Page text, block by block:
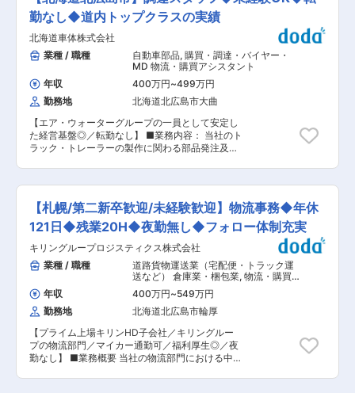
ー→支店長→部長とキャリアアップをしていきま
す。当社の中核を担っていただくことを期待して
います。 変更の範囲：会社の定める業務
輩社員やマネージャーがサポートするため、業界
未経験の方も安心してスタートできます。 ◇働き
方 ・週休2日のシフト制 ・土日休みや連休取得可
・有給消化率85％以上 ・月平均残業6時間33分
（2025年実績） プライベートも大切にしながら
働ける環境です。 ◇充実の福利厚生 ・成績優秀
者への賞金支給 ・国内外旅行のプレゼント ・ブ
ランド品の社員割引販売 ・自社保有クルーザーで
の社員イベント ・各種表彰制度 ■当社の特徴 ・
今期売上2,000億円着地見込み！前期989億円か
ら大幅成長を続け、直近9年間で売上約30倍◎ ・
国内では年間約200店舗ペースで出店し、香港、
外展開も拡大中！ ・成果と実力を評価する実力主
義。入社1か月で店長、4か月でマネージャーへ昇
外事業など30以上の部署があり、多彩なキャリア
に挑戦可能です。 変更の範囲：会社の定める業務
響型の営業スタイルを実現しています。飛び込み
やテレアポがない分、接客に専念できるため効率
良く成果に繋げられます◎ ■業務詳細 ・アポイン
トは本部のコールセンター部署が専任で担ってお
りますので、営業の皆さんはマネージャーから振
られる案件を待ちます。 ・買取予定の品物など、
事前情報を確認 ・お客様宅を社用車で訪問、1日
2〜3件程度 ・貴金属やブランド品、ダイヤ・宝
石などをその場で査定 ・買取成約 ★お客さまは
「店舗へ行くのが大変」というご年配の方や「売
りたい品物が多い」という方が多いです。 ※2~3
日の宿泊を伴う出張あり ■魅力 ◇買取実績に応
じて高額インセンティブ支給 発生条件が明確なの
ので月収100万円〜200万円超を稼ぐ社員も少な
くありません。 ◇キャリアアップ 完全実力主義
のため、リーダーやマネージャーに入社数カ月で
スピード昇格できます。ポジションアップに応じ
て年収も上がっていきます！ ◇一人一台社用車を
ご用意 社用車通勤、直行直帰OKで通勤ラクラク
です！ご自宅近くと訪問先の駐車場代、ガソリン
代は会社が負担します。すべての車が自動車保険
に加入していて安心です。 └直行直帰が多い中で
もメンバー交流は大切にしています！ ◇査定は社
内の鑑定スペシャリストがサポート 画像を撮影し
て送るだけで、リアルタイムに専門家の査定結果
が手元に届きます！ ■当社の特徴 ・今期売上
長を続け、直近9年間で売上約30倍◎ ・国内では
勤なし◆道内トップクラスの実績
北海道車体株式会社
業種 / 職種
自動車部品, 購買・調達・バイヤー・
MD 物流・購買アシスタント
年収
400万円~499万円
勤務地
北海道北広島市大曲
【エア・ウォーターグループの一員として安定し
た経営基盤◎／転勤なし】 ■業務内容： 当社のト
ラック・トレーラーの製作に関わる部品発注及び
注文書発行など ■業務の特長： ・部材の種類は
3000種類ほどと多くありますが、荷台の種類毎
に担当を振り分けています。工場と一体となって
おりますので、実際にどの部品がどう使われてい
るか直接見ることもできますので、最初は覚える
ことも多いですが、次第に慣れていきます。 ・デ
スクワークというよりも、在庫確認で現場を見に
回ったりもしますので、動き回ることも多くあり
ます。 ■配属先について： ・生産開発本部 生
産部 調達グループに配属 6名 ■企業魅力： 当
社はトラック・トレーラ荷台設計・製作で道内ト
ップクラスの実績を持ち、エア・ウォーターグル
ープの一員として安定した経営基盤を築いていま
す。オーダーメイド生産にこだわり、高い技術力
で物流を支え続けています。 変更の範囲：会社の
定める業務
【札幌/第二新卒歓迎/未経験歓迎】物流事務◆年休
121日◆残業20H◆夜勤無し◆フォロー体制充実
キリングループロジスティクス株式会社
業種 / 職種
道路貨物運送業（宅配便・トラック運
送など） 倉庫業・梱包業, 物流・購買
アシスタント 一般事務・アシスタント
年収 400万円~549万円
勤務地
北海道北広島市輪厚
【プライム上場キリンHD子会社／キリングルー
プの物流部門／マイカー通勤可／福利厚生◎／夜
勤なし】 ■業務概要 当社の物流部門における中